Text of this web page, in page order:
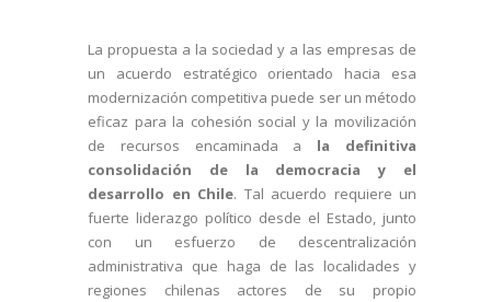
La propuesta a la sociedad y a las empresas de
un acuerdo estratégico orientado hacia esa
modernización competitiva puede ser un método
eficaz para la cohesión social y la movilización
de recursos encaminada a la definitiva
consolidación de la democracia y el
desarrollo en Chile. Tal acuerdo requiere un
fuerte liderazgo político desde el Estado, junto
con un esfuerzo de descentralización
administrativa que haga de las localidades y
regiones chilenas actores de su propio